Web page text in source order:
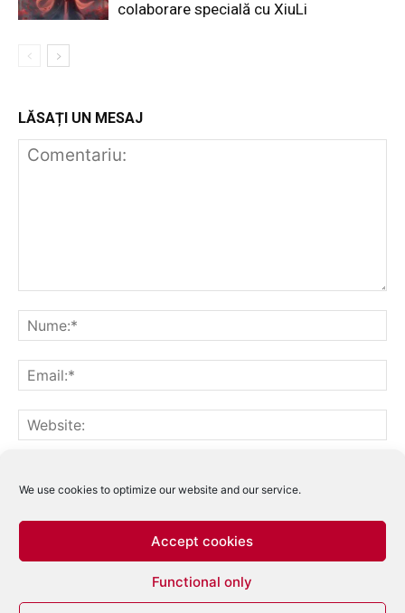
We use cookies to optimize our website and our service.
Accept cookies
Functional only
colaborare specială cu XiuLi
LĂSAȚI UN MESAJ
Notifică-mă prin email când sunt publicate articole noi.
Acest site folosește Akismet pentru a reduce
Află cum sunt procesate datele